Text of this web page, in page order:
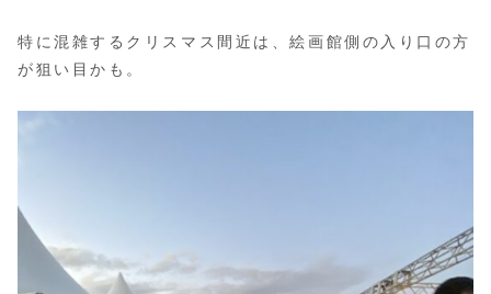
特に混雑するクリスマス間近は、絵画館側の入り口の方
が狙い目かも。